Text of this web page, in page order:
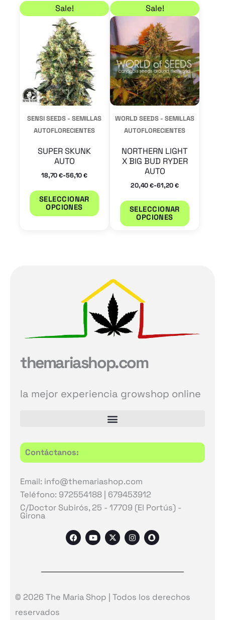
Sale!
SENSI SEEDS - SEMILLAS
AUTOFLORECIENTES
SUPER SKUNK
AUTO
18,70€-56,10€
Rango de precios: desde 18,70 € hasta 56,10 €
SELECCIONAR
OPCIONES
Este
producto
tiene
múltiples
variantes.
Las
opciones
se
pueden
producto
Sale!
WORLD SEEDS - SEMILLAS
AUTOFLORECIENTES
NORTHERN LIGHT
X BIG BUD RYDER
AUTO
20,40€-61,20€
Rango de precios:
SELECCIONAR
OPCIONES
Este
tiene
Las
se
de
themariashop.com
la mejor experiencia growshop online
Contáctanos:
Email: info@themariashop.com
Teléfono: 972554188 | 679453912
C/Doctor Subirós, 25 - 17709 (El Portús) -
Girona
F
a
o
Y
o
b
X
-
t
r
I
n
g
m
S
n
h
© 2026 The Maria Shop | Todos los derechos
reservados